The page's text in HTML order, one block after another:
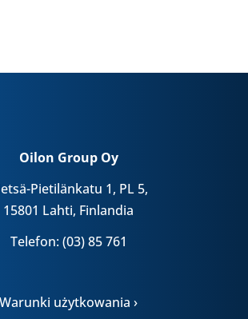
Oilon Group Oy
Pietilänkatu 1, PL 5,
15801 Lahti, Finlandia
Telefon: (03) 85 761
Warunki użytkowania ›